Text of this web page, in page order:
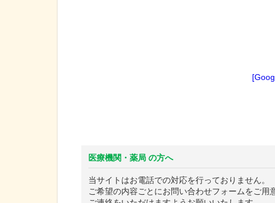
医療機関・薬局 の方へ
当サイトはお電話での対応を行っておりません。
ご希望の内容ごとにお問い合わせフォームをご